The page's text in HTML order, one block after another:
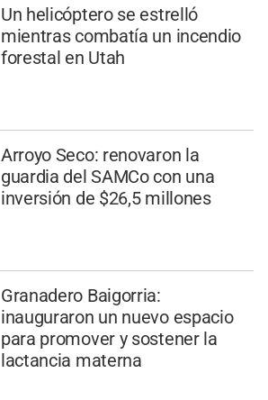
Un helicóptero se estrelló
mientras combatía un incendio
forestal en Utah
Arroyo Seco: renovaron la
guardia del SAMCo con una
inversión de $26,5 millones
Granadero Baigorria:
inauguraron un nuevo espacio
para promover y sostener la
lactancia materna